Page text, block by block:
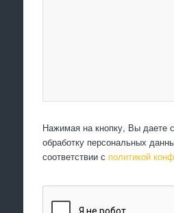
Нажимая на кнопку, Вы даете
обработку персональных
соответствии с политикой